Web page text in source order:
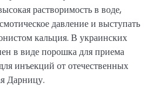
растворимость в воде,
давление и выступать
кальция. В украинских
в виде порошка для приема
инъекций от отечественных
Дарницу.